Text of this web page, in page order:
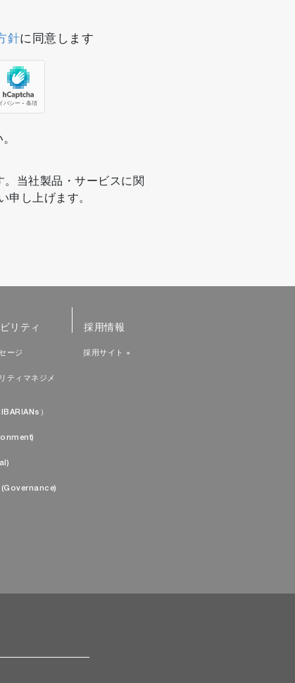
針に同意します
。当社製品・サービスに関
申し上げます。
リティ
ージ
ティマネジメ
）
(Governance)
採用情報
採用サイト »